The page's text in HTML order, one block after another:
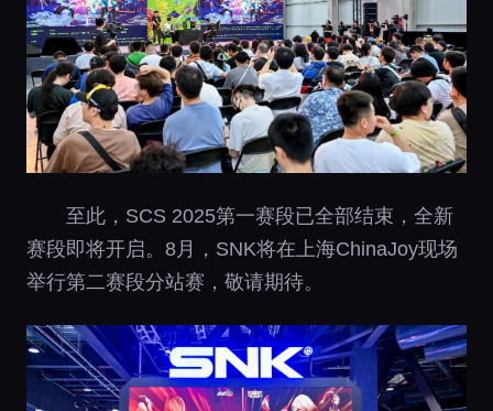
至此，SCS 2025第一赛段已全部结束，全新
赛段即将开启。8月，SNK将在上海ChinaJoy现场
举行第二赛段分站赛，敬请期待。